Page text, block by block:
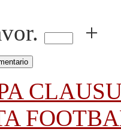
+